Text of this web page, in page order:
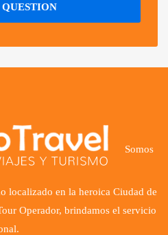
QUESTION
Somos
localizado en la heroica Ciudad de
Operador, brindamos el servicio